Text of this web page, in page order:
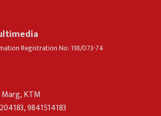
Registration No: 118/073-74
KTM
9841514183